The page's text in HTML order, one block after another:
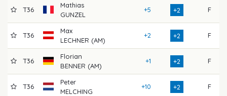
T36
Mathias
GUNZEL
+5 +2 F
T36
Max
LECHNER (AM)
+2 +2 F
T36
Florian
BENNER (AM)
+1 +2 F
T36
Peter
MELCHING
+10 +2 F